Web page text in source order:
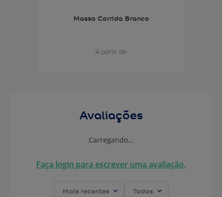
Massa Corrida Branco
A partir de
Avaliações
Carregando…
Faça login para escrever uma avaliação.
Mais recentes Todos